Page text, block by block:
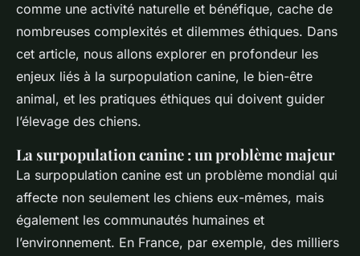
Inès 12 décembre 2024 • 11 min de lecture
comme une activité naturelle et bénéfique, cache de
nombreuses complexités et dilemmes éthiques. Dans
cet article, nous allons explorer en profondeur les
enjeux liés à la surpopulation canine, le bien-être
animal, et les pratiques éthiques qui doivent guider
l’élevage des chiens.
La surpopulation canine : un problème majeur
La surpopulation canine est un problème mondial qui
affecte non seulement les chiens eux-mêmes, mais
également les communautés humaines et
l’environnement. En France, par exemple, des milliers